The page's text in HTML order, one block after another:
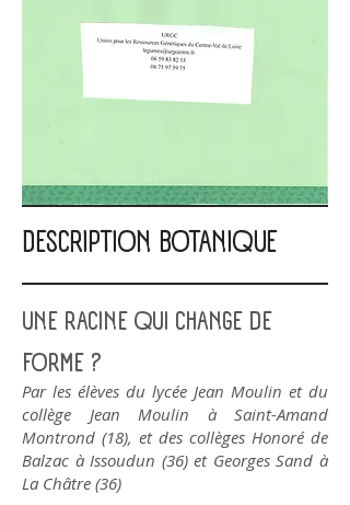
DESCRIPTION BOTANIQUE
UNE RACINE QUI CHANGE DE
FORME ?
Par les élèves du lycée Jean Moulin et du
collège Jean Moulin à Saint-Amand
Montrond (18), et des collèges Honoré de
Balzac à Issoudun (36) et Georges Sand à
La Châtre (36)